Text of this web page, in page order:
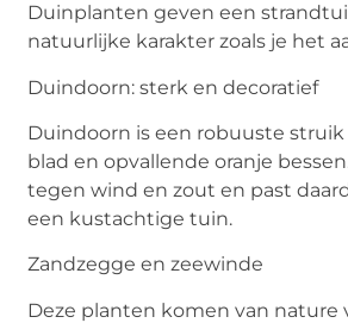
Duinplanten geven een
natuurlijke karakter zoals je het
Duindoorn: sterk en decoratief
Duindoorn is een robuuste
blad en opvallende oranje
tegen wind en zout en past
een kustachtige tuin.
Zandzegge en zeewinde
Deze planten komen van nature